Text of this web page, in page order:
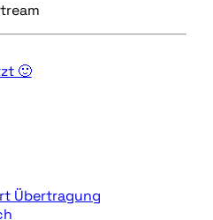
🙂
Übertragung